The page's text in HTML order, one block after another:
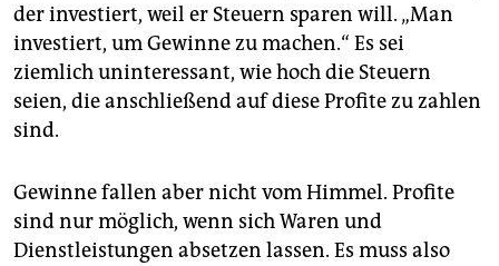
der investiert, weil er Steuern sparen will. „Man
investiert, um Gewinne zu machen.“ Es sei
ziemlich uninteressant, wie hoch die Steuern
seien, die anschließend auf diese Profite zu zahlen
sind.
Gewinne fallen aber nicht vom Himmel. Profite
sind nur möglich, wenn sich Waren und
Dienstleistungen absetzen lassen. Es muss also